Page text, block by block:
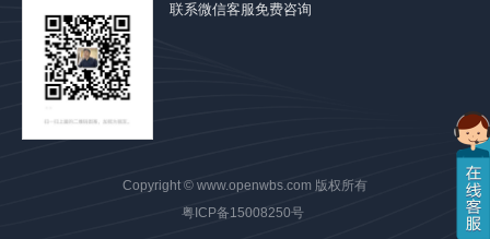
联系微信客服免费咨询
Copyright © www.openwbs.com 版权所有
粤ICP备15008250号